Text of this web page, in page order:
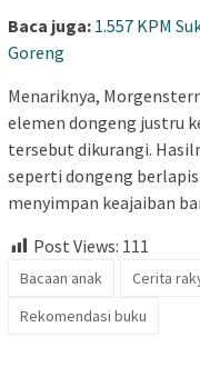
Baca juga: 1.557 KPM
Goreng
Menariknya,
elemen dongeng justru
tersebut dikurangi.
seperti dongeng
menyimpan keajaiban
Post Views: 111
Bacaan anak Cerita
Rekomendasi buku